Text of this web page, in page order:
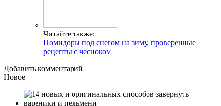
Читайте также:
Помидоры под снегом на зиму, проверенные
рецепты с чесноком
Добавить комментарий
Новое